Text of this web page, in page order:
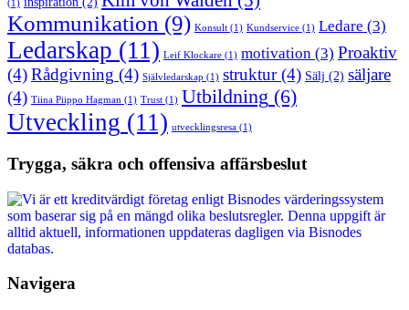
(1)
Kommunikation (9) Konsult (1) Kundservice (1) Ledare (3)
Ledarskap (11) Leif Klockare (1) motivation (3) Proaktiv
(4)Rådgivning (4) Självledarskap (1) struktur(4) Sälj (2) säljare
(4) Tiina Piippo Hagman (1) Trust (1) Utbildning (6)
Utveckling (11) utvecklingsresa (1)
Trygga, säkra och offensiva affärsbeslut
Navigera